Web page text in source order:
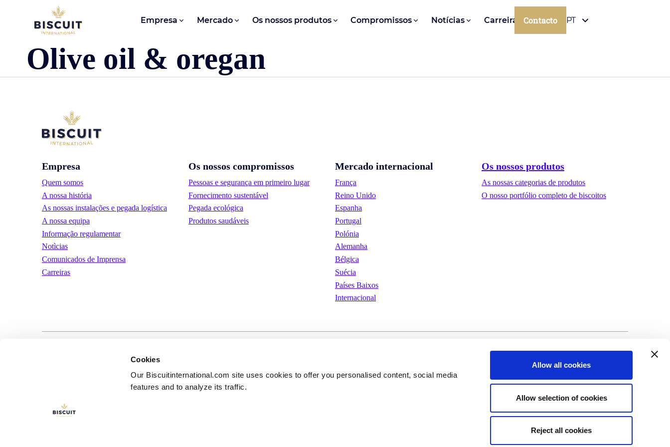
Cookies
Our Biscuitinternational.com site uses cookies to offer you personalised content, social media
features and to analyze its traffic.
Allow all cookies
Allow selection of cookies
Reject all cookies
Aller au contenu Empresa Mercado Os nossos produtos Compromissos Notícias Carreiras Contacto PT
Olive oil & oregan
Empresa
Quem somos
A nossa história
As nossas instalações e pegada logística
A nossa equipa
Informação regulamentar
Notìcias
Comunicados de Imprensa
Carreiras
Os nossos compromissos
Pessoas e segurança em primeiro lugar
Fornecimento sustentável
Pegada ecológica
Produtos saudáveis
Mercado internacional
França
Reino Unido
Espanha
Portugal
Polónia
Alemanha
Bélgica
Suécia
Países Baixos
Internacional
Os nossos produtos
As nossas categorias de produtos
O nosso portfólio completo de biscoitos
©Biscuit International 2023